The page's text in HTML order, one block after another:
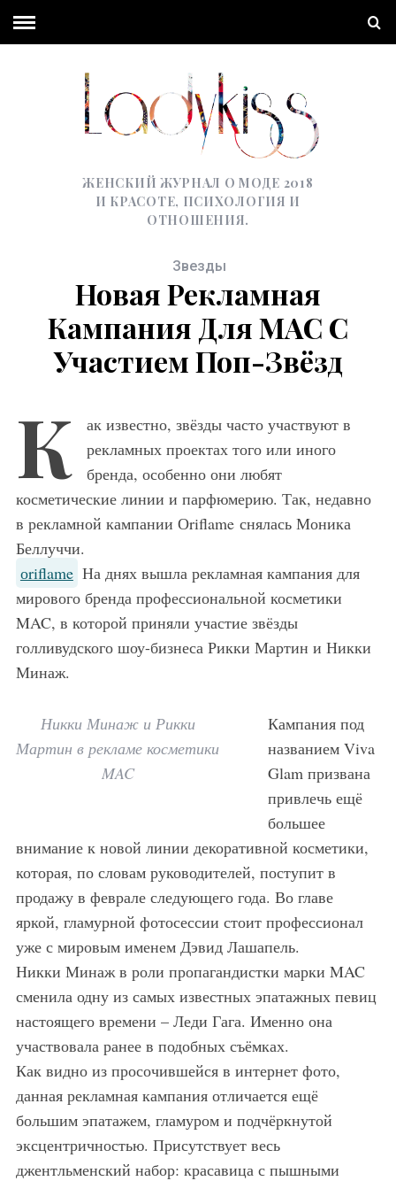
ЖЕНСКИЙ ЖУРНАЛ О МОДЕ 2018
И КРАСОТЕ, ПСИХОЛОГИЯ И
ОТНОШЕНИЯ.
Звезды
Новая Рекламная
Кампания Для MAC С
Участием Поп-Звёзд
К
ак известно, звёзды часто участвуют в
рекламных проектах того или иного
бренда, особенно они любят
косметические линии и парфюмерию. Так, недавно
в рекламной кампании Оriflame снялась Моника
Беллуччи.
оriflame На днях вышла рекламная кампания для
мирового бренда профессиональной косметики
MAC, в которой приняли участие звёзды
голливудского шоу-бизнеса Рикки Мартин и Никки
Минаж.
Никки Минаж и Рикки
Мартин в рекламе косметики
MAC
Кампания под
названием Viva
Glam призвана
привлечь ещё
большее
внимание к новой линии декоративной косметики,
которая, по словам руководителей, поступит в
продажу в феврале следующего года. Во главе
яркой, гламурной фотосессии стоит профессионал
уже с мировым именем Дэвид Лашапель.
Никки Минаж в роли пропагандистки марки MAC
сменила одну из самых известных эпатажных певиц
настоящего времени – Леди Гага. Именно она
участвовала ранее в подобных съёмках.
Как видно из просочившейся в интернет фото,
данная рекламная кампания отличается ещё
большим эпатажем, гламуром и подчёркнутой
эксцентричностью. Присутствует весь
джентльменский набор: красавица с пышными